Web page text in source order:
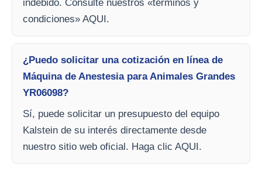
indebido. Consulte nuestros «términos y
condiciones» AQUI.
¿Puedo solicitar una cotización en línea de
Máquina de Anestesia para Animales Grandes
YR06098?
Sí, puede solicitar un presupuesto del equipo
Kalstein de su interés directamente desde
nuestro sitio web oficial. Haga clic AQUI.